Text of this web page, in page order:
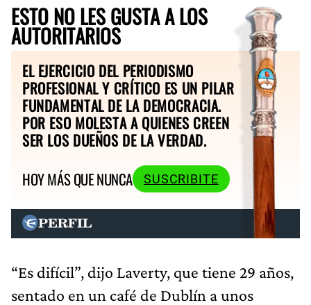
ESTO NO LES GUSTA A LOS
AUTORITARIOS
EL EJERCICIO DEL PERIODISMO
PROFESIONAL Y CRÍTICO ES UN PILAR
FUNDAMENTAL DE LA DEMOCRACIA.
POR ESO MOLESTA A QUIENES CREEN
SER LOS DUEÑOS DE LA VERDAD.
HOY MÁS QUE NUNCA
SUSCRIBITE
“Es difícil”, dijo Laverty, que tiene 29 años,
sentado en un café de Dublín a unos